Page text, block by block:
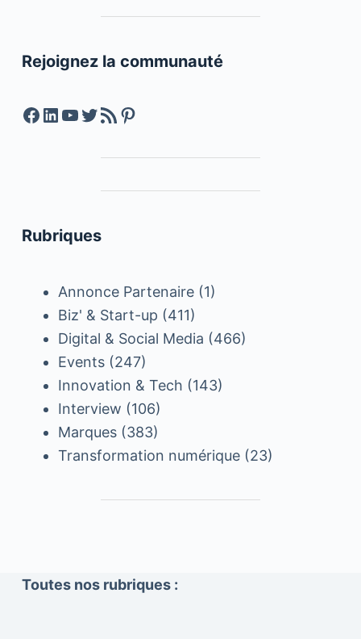
Rejoignez la communauté
Facebook
LinkedIn
YouTube
Twitter
Feed RSSPinterest
Rubriques
Annonce Partenaire(1)
Biz' & Start-up (411)
Digital & Social Media (466)
Events(247)
Innovation & Tech (143)
Interview (106)
Marques(383)
Transformation numérique(23)
Toutes nos rubriques :